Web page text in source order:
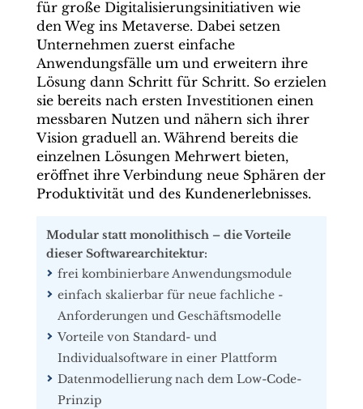
für große Digitalisierungsinitiativen wie
den Weg ins Metaverse. Dabei setzen
Unternehmen zuerst einfache
Anwendungsfälle um und erweitern ihre
Lösung dann Schritt für Schritt. So erzielen
sie bereits nach ersten Investitionen einen
messbaren Nutzen und nähern sich ihrer
Vision graduell an. Während bereits die
einzelnen Lösungen Mehrwert bieten,
eröffnet ihre Verbindung neue Sphären der
Produktivität und des Kundenerlebnisses.
Modular statt monolithisch – die ­Vorteile
dieser Softwarearchitektur:
frei kombinierbare Anwendungsmodule
einfach skalierbar für neue fachliche ­
Anforderungen und Geschäfts­modelle
Vorteile von Standard- und
Individualsoftware in einer Plattform
Datenmodellierung nach dem Low-Code-
Prinzip